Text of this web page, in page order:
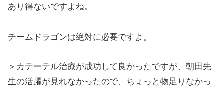
あり得ないですよね。
チームドラゴンは絶対に必要ですよ。
＞カテーテル治療が成功して良かったですが、朝田先
生の活躍が見れなかったので、ちょっと物足りなかっ